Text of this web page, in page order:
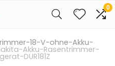
0
18-V-ohne-Akku-
Akku-Rasentrimmer-
DUR181Z